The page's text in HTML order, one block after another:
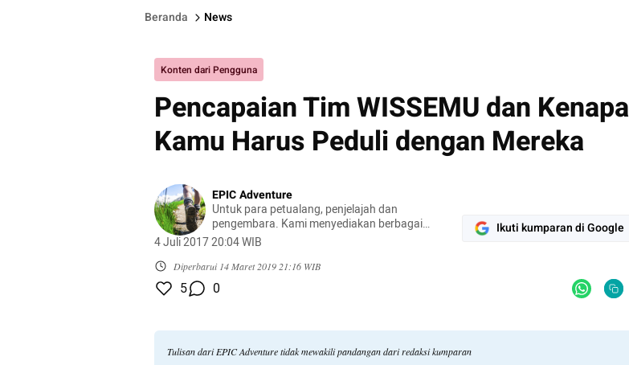
Beranda News
Konten dari Pengguna
Pencapaian Tim WISSEMU dan Kenapa
Kamu Harus Peduli dengan Mereka
EPIC Adventure
Untuk para petualang, penjelajah dan
pengembara. Kami menyediakan berbagai
informasi bagi para petualang nusantara yang
Credits by : Mahitala - UNPAR
4 Juli 2017 20:04 WIB
Diperbarui 14 Maret 2019 21:16 WIB
Ikuti kumparan di Google
5 0
Tulisan dari EPIC Adventure tidak mewakili pandangan dari redaksi kumparan